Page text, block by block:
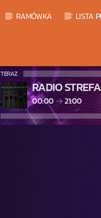
RAMÓWKA LISTA
TERAZ
RADIO
00:00 21:00